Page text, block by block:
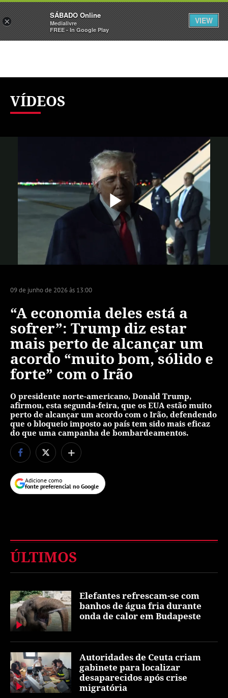
Sábado Assine Iniciar Sessão
VÍDEOS
09 de junho de 2026 às 13:00
“A economia deles está a
sofrer”: Trump diz estar
mais perto de alcançar um
acordo “muito bom, sólido e
forte” com o Irão
O presidente norte-americano, Donald Trump,
afirmou, esta segunda-feira, que os EUA estão muito
perto de alcançar um acordo com o Irão, defendendo
que o bloqueio imposto ao país tem sido mais eficaz
do que uma campanha de bombardeamentos.
+
Adicione como
fonte preferencial no Google
ÚLTIMOS
Elefantes refrescam-se com
banhos de água fria durante
onda de calor em Budapeste
Autoridades de Ceuta criam
gabinete para localizar
desaparecidos após crise
migratória
×
SÁBADO Online
Medialivre
FREE - In Google Play
VIEW